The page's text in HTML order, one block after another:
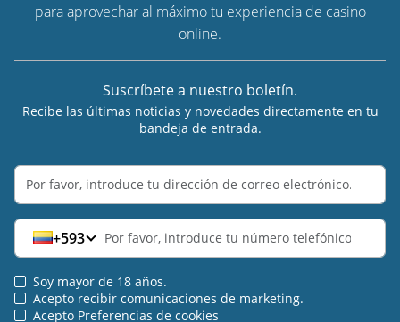
para aprovechar al máximo tu experiencia de casino
online.
Suscríbete a nuestro boletín.
Recibe las últimas noticias y novedades directamente en tu
bandeja de entrada.
+593
Soy mayor de 18 años.
Acepto recibir comunicaciones de marketing.
Acepto Preferencias de cookies